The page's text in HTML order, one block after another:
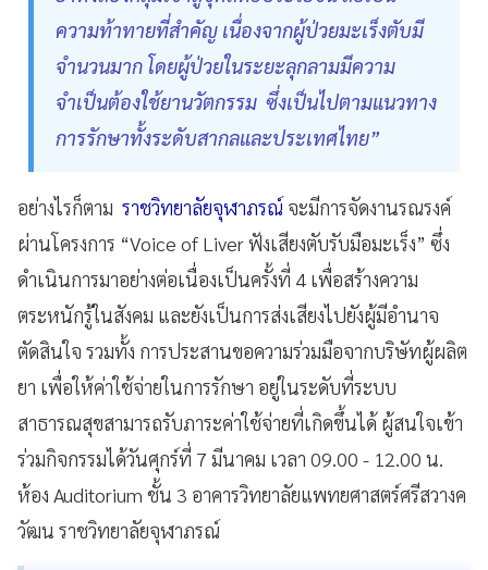
ความท้าทายที่สำคัญ เนื่องจากผู้ป่วยมะเร็งตับมี
จำนวนมาก โดยผู้ป่วยในระยะลุกลามมีความ
จำเป็นต้องใช้ยานวัตกรรม ซึ่งเป็นไปตามแนวทาง
การรักษาทั้งระดับสากลและประเทศไทย”
อย่างไรก็ตาม ราชวิทยาลัยจุฬาภรณ์ จะมีการจัดงานรณรงค์
ผ่านโครงการ “Voice of Liver ฟังเสียงตับรับมือมะเร็ง” ซึ่ง
ดำเนินการมาอย่างต่อเนื่องเป็นครั้งที่ 4 เพื่อสร้างความ
ตระหนักรู้ในสังคม และยังเป็นการส่งเสียงไปยังผู้มีอำนาจ
ตัดสินใจ รวมทั้ง การประสานขอความร่วมมือจากบริษัทผู้ผลิต
ยา เพื่อให้ค่าใช้จ่ายในการรักษา อยู่ในระดับที่ระบบ
สาธารณสุขสามารถรับภาระค่าใช้จ่ายที่เกิดขึ้นได้ ผู้สนใจเข้า
ร่วมกิจกรรมได้วันศุกร์ที่ 7 มีนาคม เวลา 09.00 - 12.00 น.
ห้อง Auditorium ชั้น 3 อาคารวิทยาลัยแพทยศาสตร์ศรีสวางค
วัฒน ราชวิทยาลัยจุฬาภรณ์